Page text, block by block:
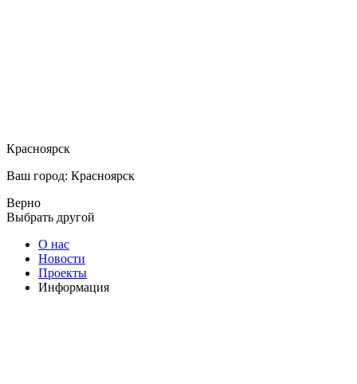
Красноярск
Ваш город: Красноярск
Верно
Выбрать другой
О нас
Новости
Проекты
Информация